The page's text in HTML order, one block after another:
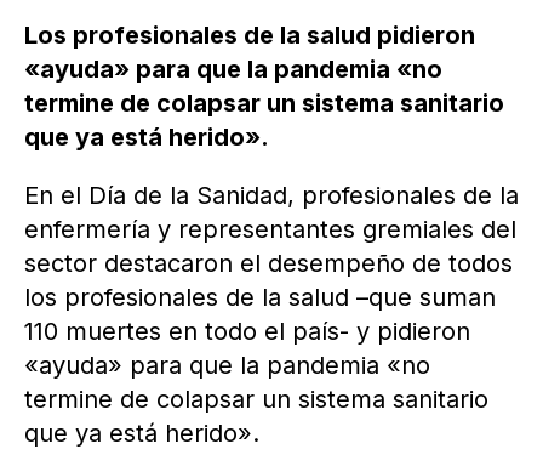
Los profesionales de la salud pidieron
«ayuda» para que la pandemia «no
termine de colapsar un sistema sanitario
que ya está herido».
En el Día de la Sanidad, profesionales de la
enfermería y representantes gremiales del
sector destacaron el desempeño de todos
los profesionales de la salud –que suman
110 muertes en todo el país- y pidieron
«ayuda» para que la pandemia «no
termine de colapsar un sistema sanitario
que ya está herido».